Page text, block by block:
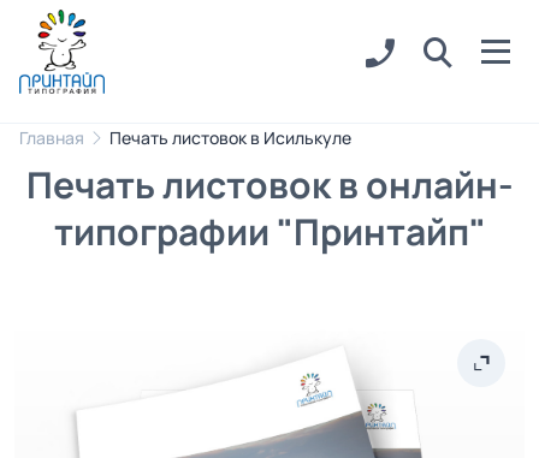
Главная Печать листовок в Исилькуле
Печать листовок в онлайн-
типографии "Принтайп"